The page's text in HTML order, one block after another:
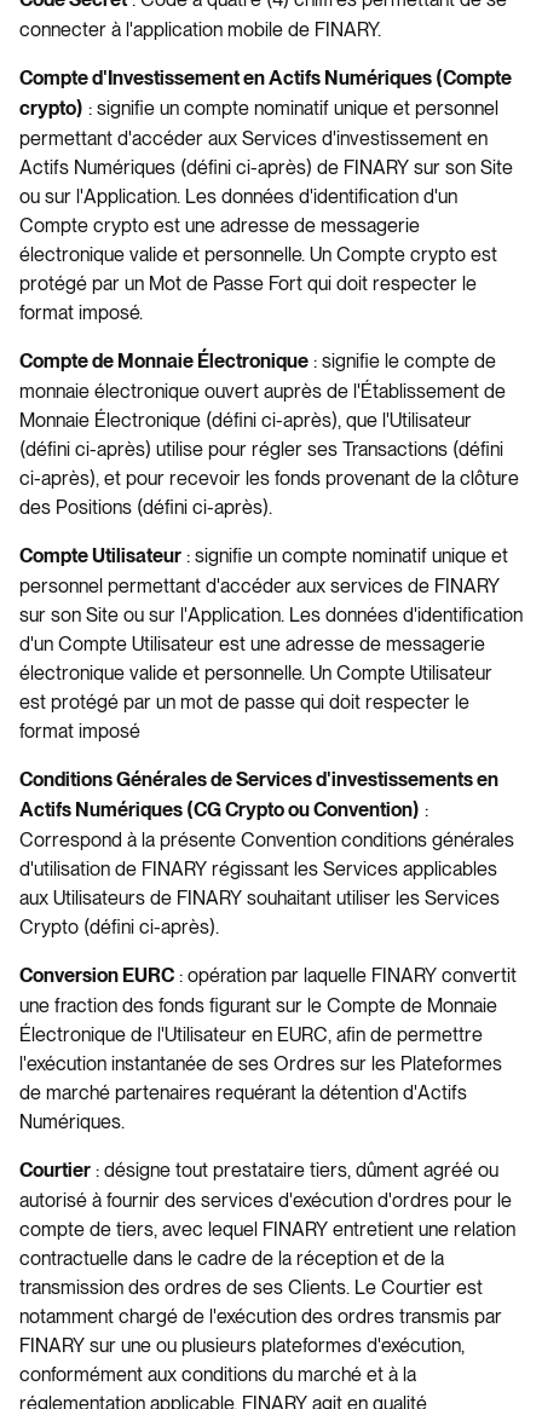
connecter à l'application mobile de FINARY.
Compte d'Investissement en Actifs Numériques (Compte
crypto) : signifie un compte nominatif unique et personnel
permettant d'accéder aux Services d'investissement en
Actifs Numériques (défini ci-après) de FINARY sur son Site
ou sur l'Application. Les données d'identification d'un
Compte crypto est une adresse de messagerie
électronique valide et personnelle. Un Compte crypto est
protégé par un Mot de Passe Fort qui doit respecter le
format imposé.
Compte de Monnaie Électronique : signifie le compte de
monnaie électronique ouvert auprès de l'Établissement de
Monnaie Électronique (défini ci-après), que l'Utilisateur
(défini ci-après) utilise pour régler ses Transactions (défini
ci-après), et pour recevoir les fonds provenant de la clôture
des Positions (défini ci-après).
Compte Utilisateur : signifie un compte nominatif unique et
personnel permettant d'accéder aux services de FINARY
sur son Site ou sur l'Application. Les données d'identification
d'un Compte Utilisateur est une adresse de messagerie
électronique valide et personnelle. Un Compte Utilisateur
est protégé par un mot de passe qui doit respecter le
format imposé
Conditions Générales de Services d'investissements en
Actifs Numériques (CG Crypto ou Convention) :
Correspond à la présente Convention conditions générales
d'utilisation de FINARY régissant les Services applicables
aux Utilisateurs de FINARY souhaitant utiliser les Services
Crypto (défini ci-après).
Conversion EURC : opération par laquelle FINARY convertit
une fraction des fonds figurant sur le Compte de Monnaie
Électronique de l'Utilisateur en EURC, afin de permettre
l'exécution instantanée de ses Ordres sur les Plateformes
de marché partenaires requérant la détention d'Actifs
Numériques.
Courtier : désigne tout prestataire tiers, dûment agréé ou
autorisé à fournir des services d'exécution d'ordres pour le
compte de tiers, avec lequel FINARY entretient une relation
contractuelle dans le cadre de la réception et de la
transmission des ordres de ses Clients. Le Courtier est
notamment chargé de l'exécution des ordres transmis par
FINARY sur une ou plusieurs plateformes d'exécution,
conformément aux conditions du marché et à la
réglementation applicable. FINARY agit en qualité